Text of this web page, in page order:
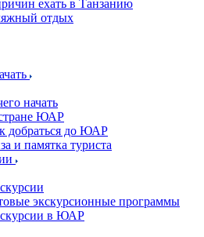
ехать в Танзанию
отдых
начать
ЮАР
добраться до ЮАР
и памятка туриста
экскурсионные программы
в ЮАР